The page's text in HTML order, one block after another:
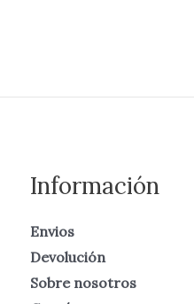
Información
Envios
Devolución
Sobre nosotros